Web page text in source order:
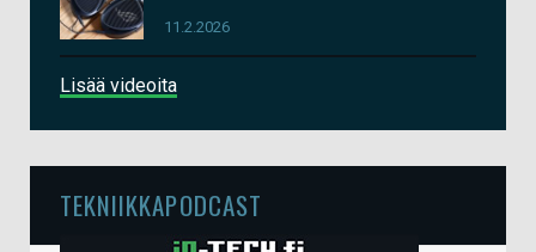
11.2.2026
Lisää videoita
TEKNIIKKAPODCAST